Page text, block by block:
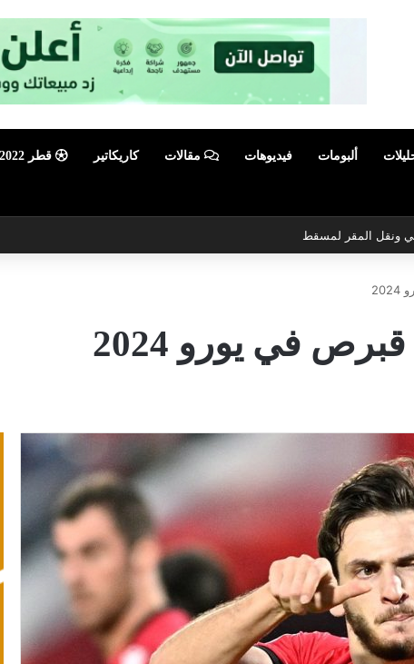
ألبومات فيديوهات مقالات كاريكاتير قطر 2022
ونقل المقر لمسقط
في يورو 2024